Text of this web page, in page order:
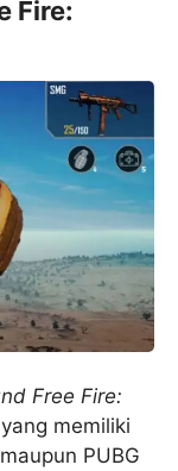
Fire:
Free Fire:
memiliki
PUBG